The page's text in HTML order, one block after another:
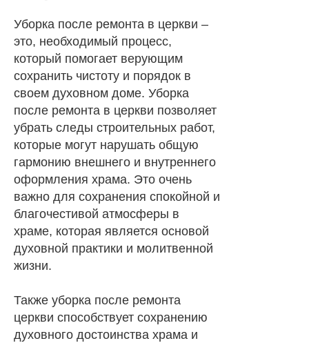
Уборка после ремонта в церкви –
это, необходимый процесс,
который помогает верующим
сохранить чистоту и порядок в
своем духовном доме. Уборка
после ремонта в церкви позволяет
убрать следы строительных работ,
которые могут нарушать общую
гармонию внешнего и внутреннего
оформления храма. Это очень
важно для сохранения спокойной и
благочестивой атмосферы в
храме, которая является основой
духовной практики и молитвенной
жизни.
Также уборка после ремонта
церкви способствует сохранению
духовного достоинства храма и